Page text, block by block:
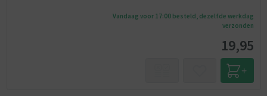
Vandaag voor 17:00 besteld, dezelfde werkdag
verzonden
19,95